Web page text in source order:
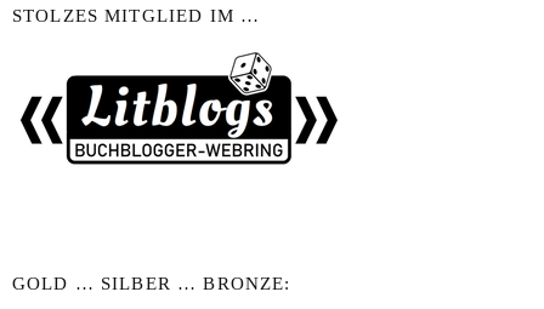
STOLZES MITGLIED IM …
GOLD … SILBER … BRONZE: